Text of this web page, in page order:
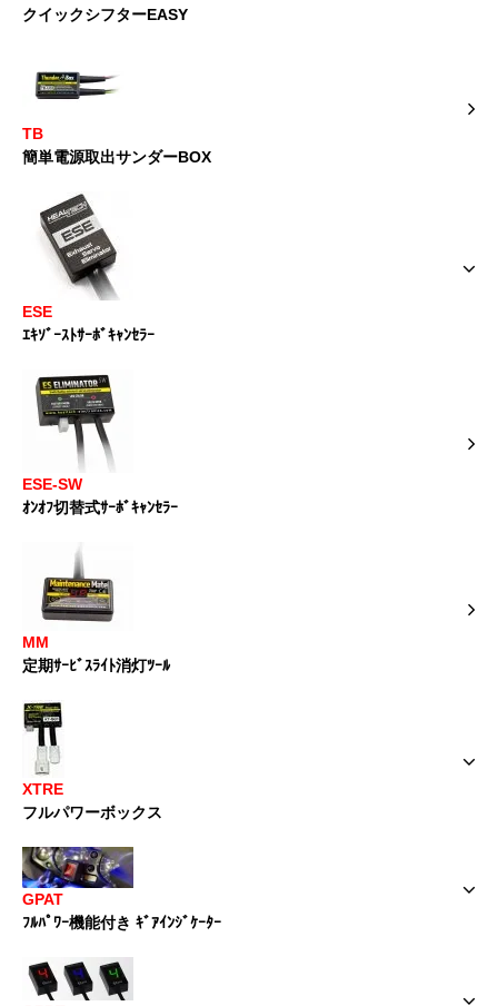
クイックシフターEASY
TB
簡単電源取出サンダーBOX
ESE
ｴｷｿﾞｰｽﾄｻｰﾎﾞｷｬﾝｾﾗｰ
ESE-SW
ｵﾝｵﾌ切替式ｻｰﾎﾞｷｬﾝｾﾗｰ
MM
定期ｻｰﾋﾞｽﾗｲﾄ消灯ﾂｰﾙ
XTRE
フルパワーボックス
GPAT
ﾌﾙﾊﾟﾜｰ機能付き ｷﾞｱｲﾝｼﾞｹｰﾀｰ